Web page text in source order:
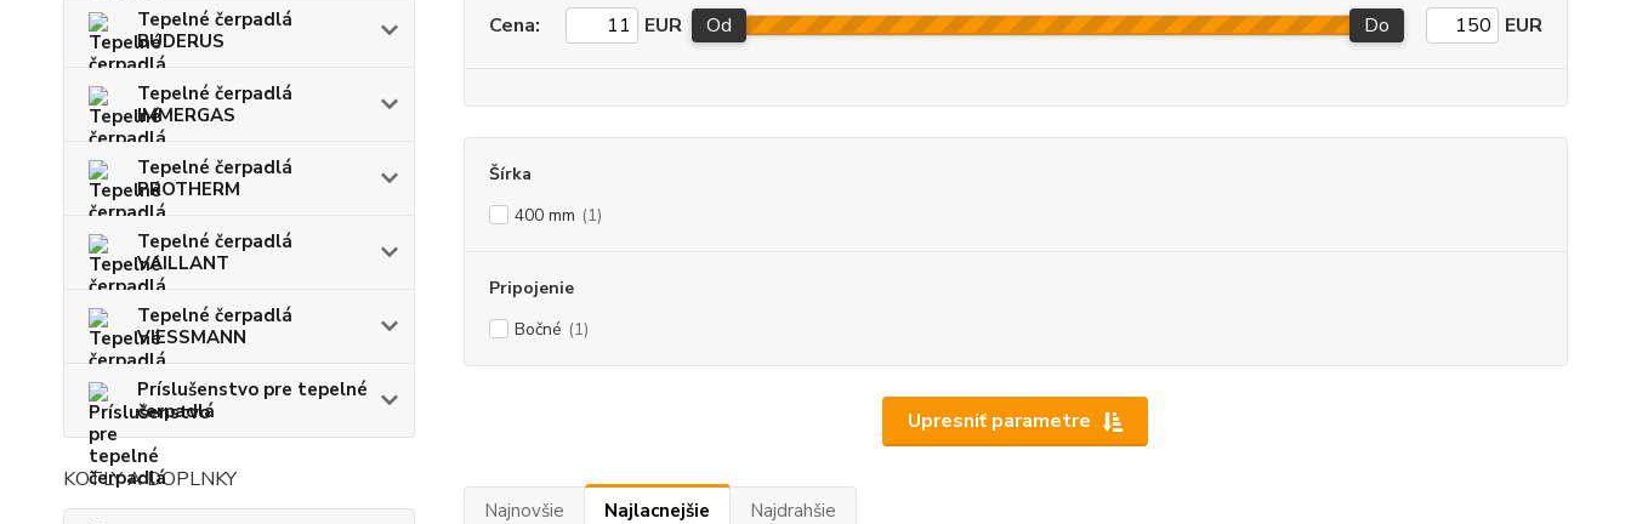
Tepelné čerpadlá
BUDERUS
Tepelné čerpadlá
IMMERGAS
Tepelné čerpadlá
PROTHERM
Tepelné čerpadlá
VAILLANT
Tepelné čerpadlá
VIESSMANN
Príslušenstvo pre tepelné
čerpadlá
KOTLY A DOPLNKY
Upresniť parametre
Cena: EUR Od Do EUR
Šírka
400 mm (1)
Pripojenie
Bočné (1)
Najnovšie Najlacnejšie Najdrahšie